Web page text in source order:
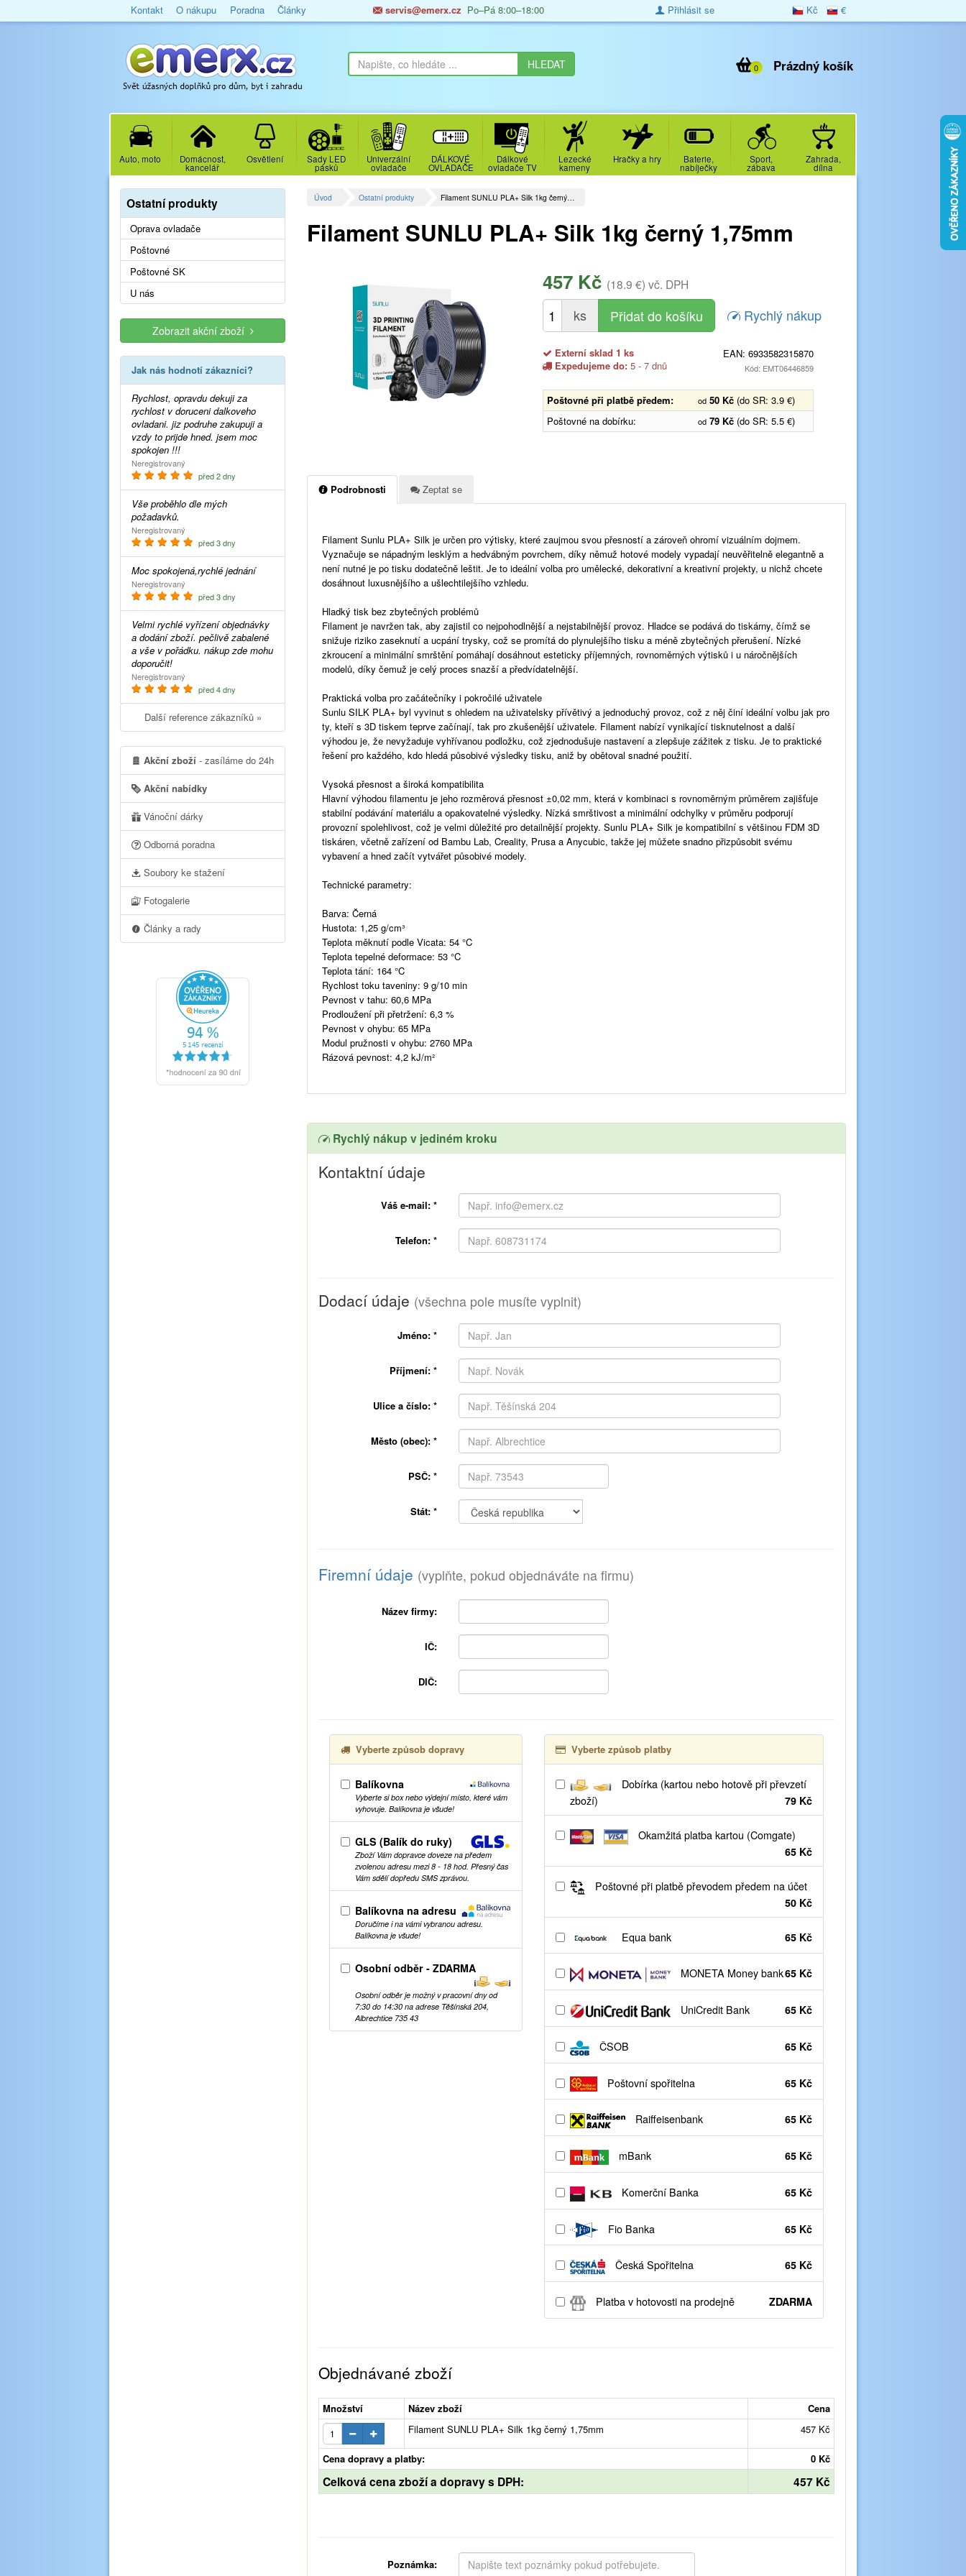
Kontakt O nákupu Poradna Články servis@emerx.cz Po–Pá 8:00–18:00 Kč €
Přihlásit se
Prázdný košík
0
Auto, moto Domácnost,
kancelář
Osvětlení Sady LED
pásků
Univerzální
ovladače
DÁLKOVÉ
OVLADAČE
Dálkové
ovladače TV
Lezecké
kameny
Hračky a hry Baterie,
nabíječky
Sport,
zábava
Zahrada,
dílna
Úvod Ostatní produkty Filament SUNLU PLA+ Silk 1kg černý…
Filament SUNLU PLA+ Silk 1kg černý 1,75mm
457 Kč (18.9 €) vč. DPH
ks Rychlý nákup
Externí sklad 1 ks
Expedujeme do:5 - 7 dnů
EAN: 6933582315870
Kód: EMT06446859
Poštovné při platbě předem: od 50 Kč (do SR: 3.9 €)
Poštovné na dobírku:
od 79 Kč (do SR: 5.5 €)
Podrobnosti Zeptat se
Filament Sunlu PLA+ Silk je určen pro výtisky, které zaujmou svou přesností a zároveň ohromí vizuálním dojmem.
Vyznačuje se nápadným lesklým a hedvábným povrchem, díky němuž hotové modely vypadají neuvěřitelně elegantně a
není nutné je po tisku dodatečně leštit. Je to ideální volba pro umělecké, dekorativní a kreativní projekty, u nichž chcete
dosáhnout luxusnějšího a ušlechtilejšího vzhledu.
Hladký tisk bez zbytečných problémů
Filament je navržen tak, aby zajistil co nejpohodlnější a nejstabilnější provoz. Hladce se podává do tiskárny, čímž se
snižuje riziko zaseknutí a ucpání trysky, což se promítá do plynulejšího tisku a méně zbytečných přerušení. Nízké
zkroucení a minimální smrštění pomáhají dosáhnout esteticky příjemných, rovnoměrných výtisků i u náročnějších
modelů, díky čemuž je celý proces snazší a předvídatelnější.
Praktická volba pro začátečníky i pokročilé uživatele
Sunlu SILK PLA+ byl vyvinut s ohledem na uživatelsky přívětivý a jednoduchý provoz, což z něj činí ideální volbu jak pro
ty, kteří s 3D tiskem teprve začínají, tak pro zkušenější uživatele. Filament nabízí vynikající tisknutelnost a další
výhodou je, že nevyžaduje vyhřívanou podložku, což zjednodušuje nastavení a zlepšuje zážitek z tisku. Je to praktické
řešení pro každého, kdo hledá působivé výsledky tisku, aniž by obětoval snadné použití.
Vysoká přesnost a široká kompatibilita
Hlavní výhodou filamentu je jeho rozměrová přesnost ±0,02 mm, která v kombinaci s rovnoměrným průměrem zajišťuje
stabilní podávání materiálu a opakovatelné výsledky. Nízká smrštivost a minimální odchylky v průměru podporují
provozní spolehlivost, což je velmi důležité pro detailnější projekty. Sunlu PLA+ Silk je kompatibilní s většinou FDM 3D
tiskáren, včetně zařízení od Bambu Lab, Creality, Prusa a Anycubic, takže jej můžete snadno přizpůsobit svému
vybavení a hned začít vytvářet působivé modely.
Technické parametry:
Barva: Černá
Hustota: 1,25 g/cm³
Teplota měknutí podle Vicata: 54 °C
Teplota tepelné deformace: 53 °C
Teplota tání: 164 °C
Rychlost toku taveniny: 9 g/10 min
Pevnost v tahu: 60,6 MPa
Prodloužení při přetržení: 6,3 %
Pevnost v ohybu: 65 MPa
Modul pružnosti v ohybu: 2760 MPa
Rázová pevnost: 4,2 kJ/m²
Rychlý nákup v jediném kroku
Kontaktní údaje
Váš e-mail: *
Telefon: *
Dodací údaje (všechna pole musíte vyplnit)
Jméno: *
Příjmení: *
Ulice a číslo: *
Město (obec): *
PSČ: *
Stát: *
Firemní údaje (vyplňte, pokud objednáváte na firmu)
Název firmy:
IČ:
DIČ:
Vyberte způsob dopravy
Balíkovna
Vyberte si box nebo výdejní místo, které vám
vyhovuje. Balíkovna je všude!
GLS (Balík do ruky)
Zboží Vám dopravce doveze na předem
zvolenou adresu mezi 8 - 18 hod. Přesný čas
Vám sdělí dopředu SMS zprávou.
Balíkovna na adresu
Doručíme i na vámi vybranou adresu.
Balíkovna je všude!
Osobní odběr - ZDARMA
Osobní odběr je možný v pracovní dny od
7:30 do 14:30 na adrese Těšínská 204,
Albrechtice 735 43
Vyberte způsob platby
Dobírka (kartou nebo hotově při převzetí
zboží)
79 Kč
Okamžitá platba kartou (Comgate)
65 Kč
Poštovné při platbě převodem předem na účet
50 Kč
Equa bank 65 Kč
MONETA Money bank65 Kč
UniCredit Bank 65 Kč
ČSOB 65 Kč
Poštovní spořitelna 65 Kč
Raiffeisenbank 65 Kč
mBank 65 Kč
Komerční Banka 65 Kč
Fio Banka 65 Kč
Česká Spořitelna 65 Kč
Platba v hotovosti na prodejně ZDARMA
Objednávané zboží
Množství Název zboží
Cena
Filament SUNLU PLA+ Silk 1kg černý 1,75mm
457 Kč
Cena dopravy a platby: 0 Kč
Celková cena zboží a dopravy s DPH: 457 Kč
Poznámka:
Ostatní produkty
Oprava ovladače
Poštovné
Poštovné SK
U nás
Zobrazit akční zboží
Jak nás hodnotí zákazníci?
Rychlost, opravdu dekuji za
rychlost v doruceni dalkoveho
ovladani. jiz podruhe zakupuji a
vzdy to prijde hned. jsem moc
spokojen !!!
Neregistrovaný
před 2 dny
Vše proběhlo dle mých
požadavků.
Neregistrovaný
před 3 dny
Moc spokojená,rychlé jednání
Neregistrovaný
před 3 dny
Velmi rychlé vyřízení objednávky
a dodání zboží. pečlivě zabalené
a vše v pořádku. nákup zde mohu
doporučit!
Neregistrovaný
před 4 dny
Další reference zákazníků »
Akční zboží - zasíláme do 24h
Akční nabídky
Vánoční dárky
Odborná poradna
Soubory ke stažení
Fotogalerie
Články a rady